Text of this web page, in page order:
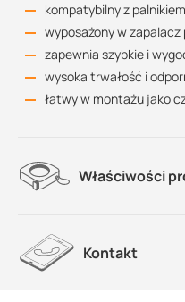
kompatybilny z
wyposażony w
zapewnia szybkie i
wysoka trwałość i
łatwy w montażu jako
Właściwości
Kontakt